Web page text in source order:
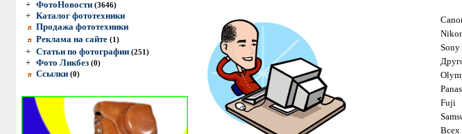
+ ФотоНовости (3646)
+ Каталог фототехники
Продажа фототехники
Реклама на сайте (1)
+ Статьи по фотографии (251)
+ Фото Ликбез (0)
Ссылки (0)
Sony
Fuji
Всех